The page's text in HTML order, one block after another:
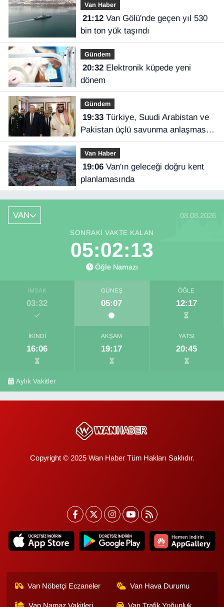
Van Haber
21:12Van Gölü'nde geçen yıl 530
bin ton yük taşındı
Gündem
20:32Elektronik küpede yeni
dönem
Gündem
19:33Türkiye, Suudi Arabistan ve
Pakistan üçlü savunma anlaşması
imzaladı
Van Haber
19:06Van'ın geleceği doğru kent
planlamasında
VAN 08.08.2026
SONRAKI VAKTE KALAN
05:02:13
Öğle Namazı
İMSAK
03:32
GÜNEŞ
05:07
ÖĞLE
12:17
İKINDI
16:06
AKŞAM
19:17
YATSI
20:45
Aylık Vakitler
Copyright © 2025 Wan Haber Tüm Hakları Saklıdır.
Van Nöbetçi Eczaneler Van Hava Durumu